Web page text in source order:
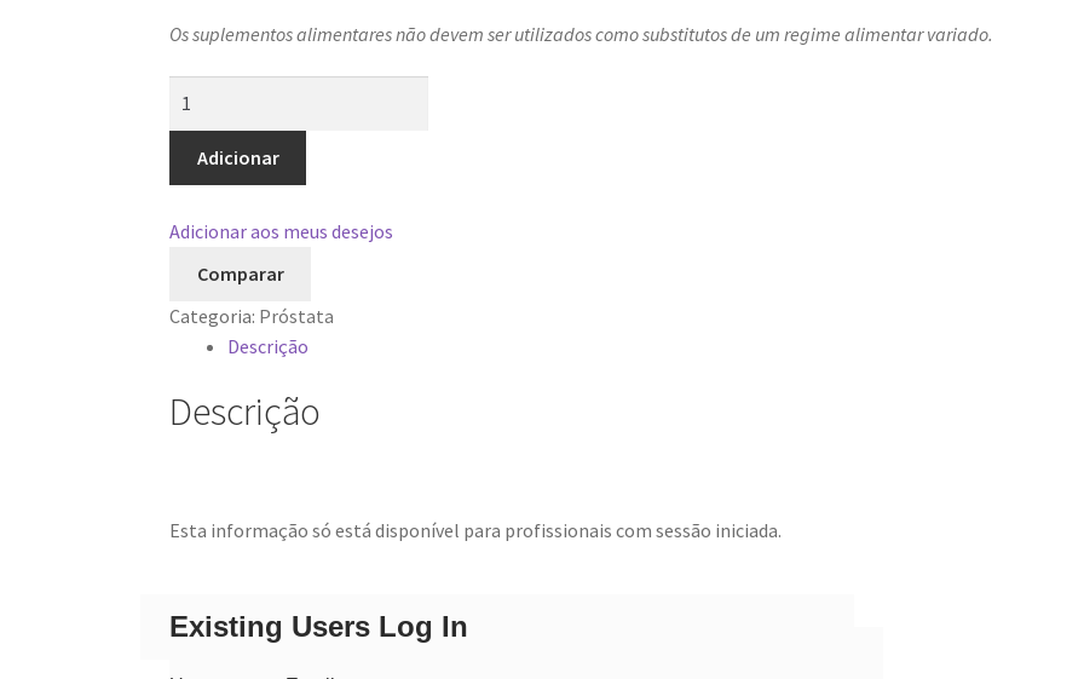
Os suplementos alimentares não devem ser utilizados como substitutos de um regime alimentar variado.
GoldCrysin
Adicionar
Adicionar aos meus desejos
Comparar
Categoria: Próstata
Descrição
Descrição
Esta informação só está disponível para profissionais com sessão iniciada.
Existing Users Log In